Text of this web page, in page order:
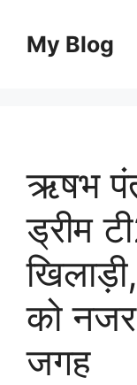
contentMy Blog
ऋषभ
ड्रीम
को
जगह